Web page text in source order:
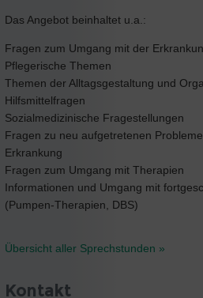
Das Angebot beinhaltet u.a.:
Fragen zum Umgang mit der
Pflegerische Themen
Themen der Alltagsgestaltung und
Hilfsmittelfragen
Sozialmedizinische Fragestellungen
Fragen zu neu aufgetretenen
Erkrankung
Fragen zum Umgang mit Therapien
Informationen und Umgang mit
(Pumpen-Therapien, DBS)
Übersicht aller Sprechstunden »
Kontakt